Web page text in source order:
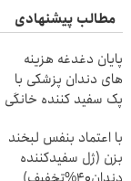
مطالب پیشنهادی
پایان دغدغه هزینه
های دندان پزشکی با
پک سفید کننده خانگی
با اعتماد بنفس لبخند
بزن (ژل سفیدکننده